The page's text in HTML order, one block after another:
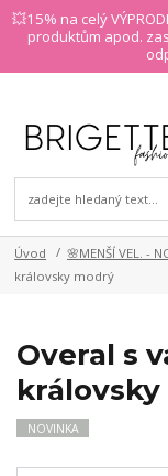
💥15% na celý
produktům apod.
Úvod 🌸MENŠÍ VEL. -
královsky modrý
Overal s
NOVINKA